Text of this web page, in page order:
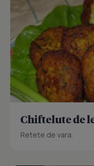
Chiftelute de
Retete de vara.